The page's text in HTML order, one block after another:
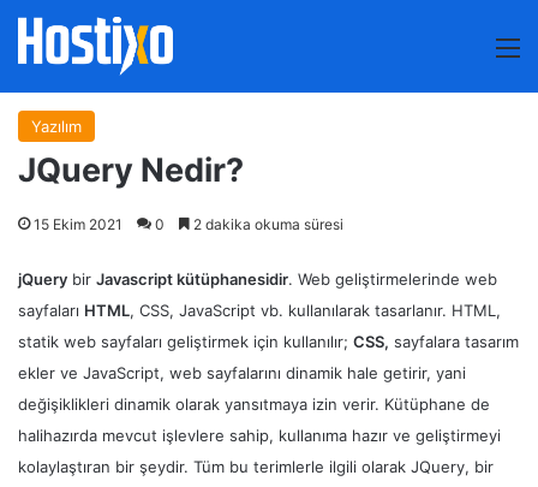
Yazılım
JQuery Nedir?
15 Ekim 2021 0 2 dakika okuma süresi
jQuery bir Javascript kütüphanesidir. Web geliştirmelerinde web
sayfaları HTML, CSS, JavaScript vb. kullanılarak tasarlanır. HTML,
statik web sayfaları geliştirmek için kullanılır; CSS, sayfalara tasarım
ekler ve JavaScript, web sayfalarını dinamik hale getirir, yani
değişiklikleri dinamik olarak yansıtmaya izin verir. Kütüphane de
halihazırda mevcut işlevlere sahip, kullanıma hazır ve geliştirmeyi
kolaylaştıran bir şeydir. Tüm bu terimlerle ilgili olarak JQuery, bir